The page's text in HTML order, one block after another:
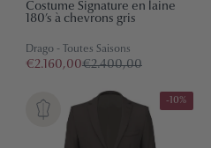
Costume Signature en laine
180’s à chevrons gris
Drago - Toutes Saisons
€2.160,00€2.400,00
-10%